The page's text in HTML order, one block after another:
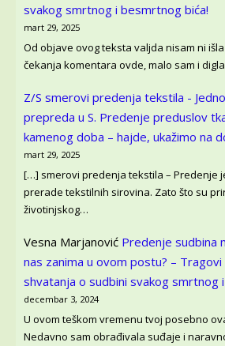
svakog smrtnog i besmrtnog bića!
mart 29, 2025
Od objave ovog teksta valjda nisam ni
čekanja komentara ovde, malo sam i
Z/S smerovi predenja tekstila -
prepreda u S. Predenje preduslov
kamenog doba – hajde, ukažimo na
mart 29, 2025
[…] smerovi predenja tekstila – Predenje
prerade tekstilnih sirovina. Zato što su
životinjskog…
Vesna Marjanović Predenje sudbina
nas zanima u ovom postu? – Tragovi
shvatanja o sudbini svakog smrtnog
decembar 3, 2024
U ovom teškom vremenu tvoj posebno
Nedavno sam obrađivala suđaje i